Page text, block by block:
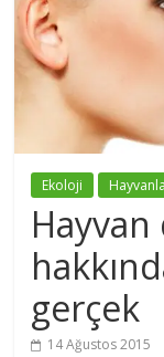
Ekoloji
gerçek
14 Ağustos 2015